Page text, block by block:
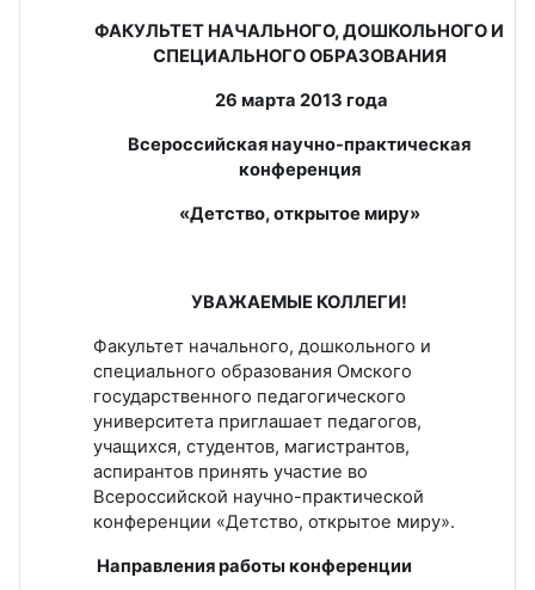
ФАКУЛЬТЕТ НАЧАЛЬНОГО, ДОШКОЛЬНОГО И
СПЕЦИАЛЬНОГО ОБРАЗОВАНИЯ
26 марта 2013 года
Всероссийская научно-практическая
конференция
«Детство, открытое миру»
УВАЖАЕМЫЕ КОЛЛЕГИ!
Факультет начального, дошкольного и
специального образования Омского
государственного педагогического
университета приглашает педагогов,
учащихся, студентов, магистрантов,
аспирантов принять участие во
Всероссийской научно-практической
конференции «Детство, открытое миру».
Направления работы конференции